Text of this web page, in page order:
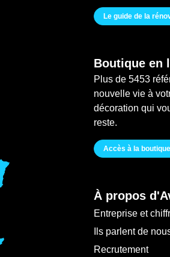
Le guide de la
Boutique en
Plus de 5453
nouvelle vie à
décoration qui
reste.
Accès à la boutique
À propos
Entreprise et
Ils parlent de
Recrutement